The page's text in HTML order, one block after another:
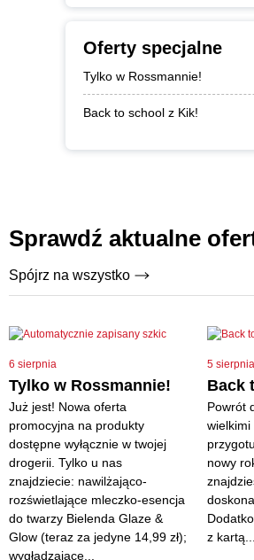
Oferty specjalne
Tylko w Rossmannie!
Back to school z Kik!
Sprawdź aktualne
Spójrz na wszystko
6 sierpnia
Tylko w Rossmannie!
Już jest! Nowa oferta
promocyjna na produkty
dostępne wyłącznie w twojej
drogerii. Tylko u nas
znajdziecie: nawilżająco-
rozświetlające mleczko-esencja
do twarzy Bielenda Glaze &
Glow (teraz za jedyne 14,99 zł);
wygładzające...
5 sierpnia
Back
Powrót
nowy
z kartą...